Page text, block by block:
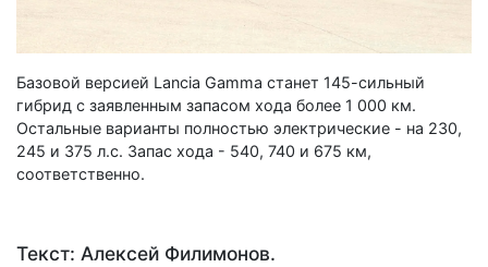
Базовой версией Lancia Gamma станет 145-сильный
гибрид с заявленным запасом хода более 1 000 км.
Остальные варианты полностью электрические - на 230,
245 и 375 л.с. Запас хода - 540, 740 и 675 км,
соответственно.
Текст: Алексей Филимонов.